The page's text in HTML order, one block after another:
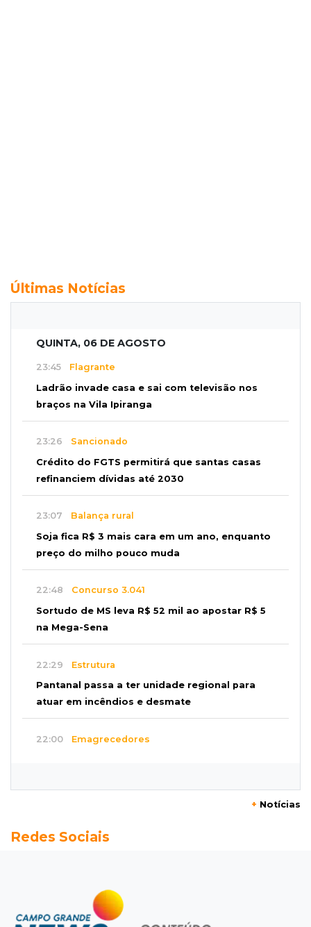
Últimas Notícias
QUINTA, 06 DE AGOSTO
23:45 Flagrante
Ladrão invade casa e sai com televisão nos
braços na Vila Ipiranga
23:26 Sancionado
Crédito do FGTS permitirá que santas casas
refinanciem dívidas até 2030
23:07 Balança rural
Soja fica R$ 3 mais cara em um ano, enquanto
preço do milho pouco muda
22:48 Concurso 3.041
Sortudo de MS leva R$ 52 mil ao apostar R$ 5
na Mega-Sena
22:29 Estrutura
Pantanal passa a ter unidade regional para
atuar em incêndios e desmate
22:00 Emagrecedores
Granizo danifica telhados e plantações
Agregado
Inter perde para o Corinthians mas avança às
+ Notícias
Redes Sociais